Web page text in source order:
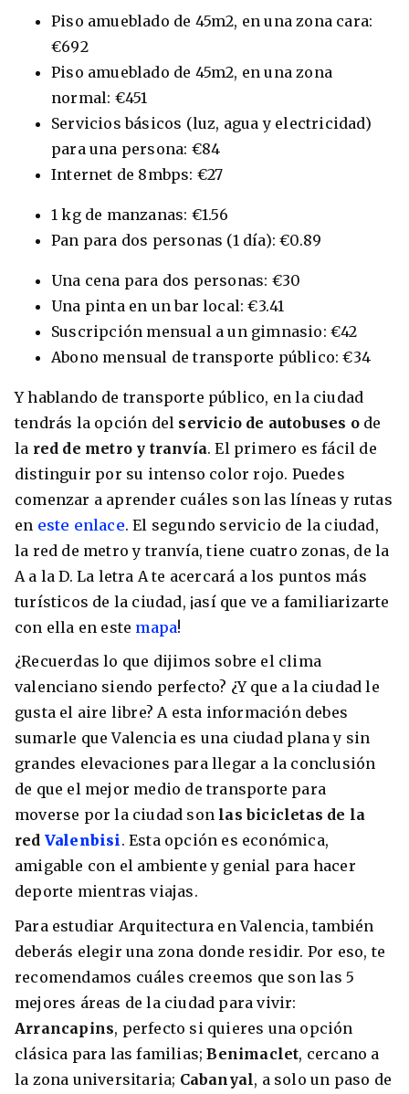
Piso amueblado de 45m2, en una zona cara:
€692
Piso amueblado de 45m2, en una zona
normal: €451
Servicios básicos (luz, agua y electricidad)
para una persona: €84
Internet de 8mbps: €27
1 kg de manzanas: €1.56
Pan para dos personas (1 día): €0.89
Una cena para dos personas: €30
Una pinta en un bar local: €3.41
Suscripción mensual a un gimnasio: €42
Abono mensual de transporte público: €34
Y hablando de transporte público, en la ciudad
tendrás la opción del servicio de autobuses o de
la red de metro y tranvía. El primero es fácil de
distinguir por su intenso color rojo. Puedes
comenzar a aprender cuáles son las líneas y rutas
en este enlace. El segundo servicio de la ciudad,
la red de metro y tranvía, tiene cuatro zonas, de la
A a la D. La letra A te acercará a los puntos más
turísticos de la ciudad, ¡así que ve a familiarizarte
con ella en este mapa!
¿Recuerdas lo que dijimos sobre el clima
valenciano siendo perfecto? ¿Y que a la ciudad le
gusta el aire libre? A esta información debes
sumarle que Valencia es una ciudad plana y sin
grandes elevaciones para llegar a la conclusión
de que el mejor medio de transporte para
moverse por la ciudad son las bicicletas de la
red Valenbisi. Esta opción es económica,
amigable con el ambiente y genial para hacer
deporte mientras viajas.
Para estudiar Arquitectura en Valencia, también
deberás elegir una zona donde residir. Por eso, te
recomendamos cuáles creemos que son las 5
mejores áreas de la ciudad para vivir:
Arrancapins, perfecto si quieres una opción
clásica para las familias;Benimaclet, cercano a
la zona universitaria; Cabanyal, a solo un paso de